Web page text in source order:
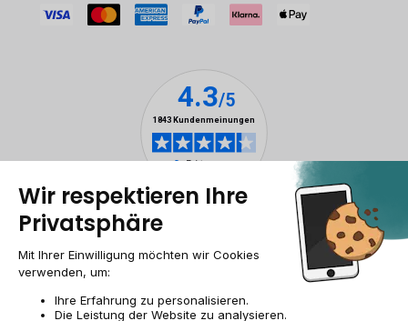
Impressum & ANB Allgemeine GeschäftsbedingungenCookies
Personenbezogener datenBarrierefreiheit